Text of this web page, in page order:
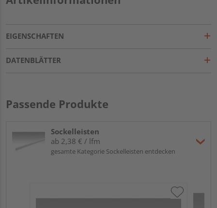
EIGENSCHAFTEN
DATENBLÄTTER
Passende Produkte
Sockelleisten
ab 2,38 € / lfm
gesamte Kategorie Sockelleisten entdecken